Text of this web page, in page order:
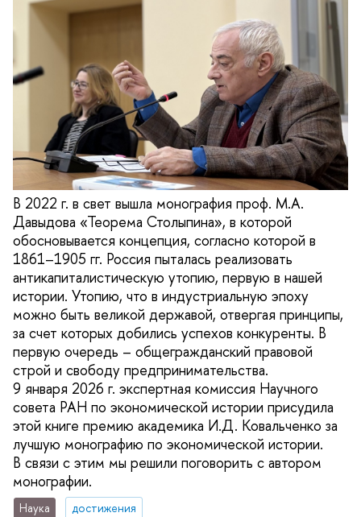
В 2022 г. в свет вышла монография проф. М.А.
Давыдова «Теорема Столыпина», в которой
обосновывается концепция, согласно которой в
1861–1905 гг. Россия пыталась реализовать
антикапиталистическую утопию, первую в нашей
истории. Утопию, что в индустриальную эпоху
можно быть великой державой, отвергая принципы,
за счет которых добились успехов конкуренты. В
первую очередь – общегражданский правовой
строй и свободу предпринимательства.
9 января 2026 г. экспертная комиссия Научного
совета РАН по экономической истории присудила
этой книге премию академика И.Д. Ковальченко за
лучшую монографию по экономической истории.
В связи с этим мы решили поговорить с автором
монографии.
Наука
достижения